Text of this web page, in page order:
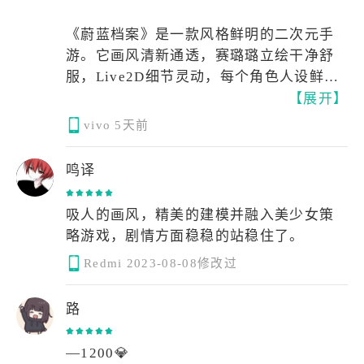
《蔚蓝档案》是一款风格鲜明的二次元手
游。它画风清新通透，赛璐璐立绘干净舒
服，Live2D细节灵动，每个角色人设鲜活
的校园日常、沉重的主线篇章都有适配的
既有诙谐有趣的校园趣事，也有充满温度
与深度的叙事，情感表达真挚动人。
日常玩法轻量化，扫荡机制完善，每日耗
时短，游玩压力小，很适合碎片化时间体
验。角色的个人剧情、聊天系统丰富饱
满，让每个学生都拥有属于自己的故事，
【展开】
vivo 5天前
鸣译
吸人的画风，精美的建模并融入美少女策
略游戏，剧情方面稳稳的站稳住了。
Redmi 2023-08-08修改过
路
—1200💎